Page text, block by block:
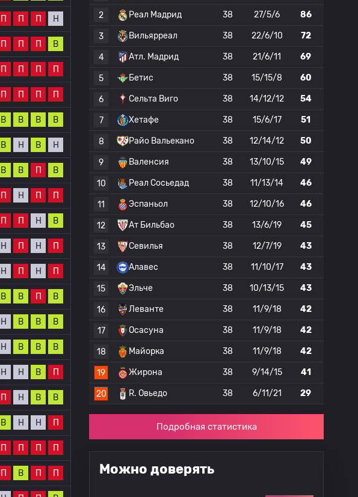
П П П Н
П П П В
П П П П
П П П П
В В В В
В Н В Н
В В П В
П Н П П
П П Н В
Н П Н П
Н П Н П
В В П В
Н В В В
Н В В В
Н Н В П
П Н В В
В Н Н П
П П П П
П В П П
2 Реал Мадрид 38 27/5/6 86
3 Вильярреал 38 22/6/10 72
4 Атл. Мадрид 38 21/6/11 69
5 Бетис 38 15/15/8 60
6 Сельта Виго 38 14/12/12 54
7 Хетафе 38 15/6/17 51
8 Райо Вальекано 38 12/14/12 50
9 Валенсия 38 13/10/15 49
10 Реал Сосьедад 38 11/13/14 46
11 Эспаньол 38 12/10/16 46
12 Ат Бильбао 38 13/6/19 45
13 Севилья 38 12/7/19 43
14 Алавес 38 11/10/17 43
15 Эльче 38 10/13/15 43
16 Леванте 38 11/9/18 42
17 Осасуна 38 11/9/18 42
18 Майорка 38 11/9/18 42
19 Жирона 38 9/14/15 41
20 R. Овьедо 38 6/11/21 29
Подробная статистика
Можно доверять